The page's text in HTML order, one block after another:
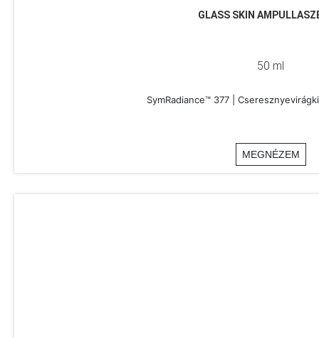
GLASS SKIN
50 ml
SymRadiance™ 377 |
MEGNÉZEM